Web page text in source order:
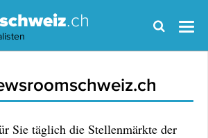
.ch
Sie täglich die Stellenmärkte der